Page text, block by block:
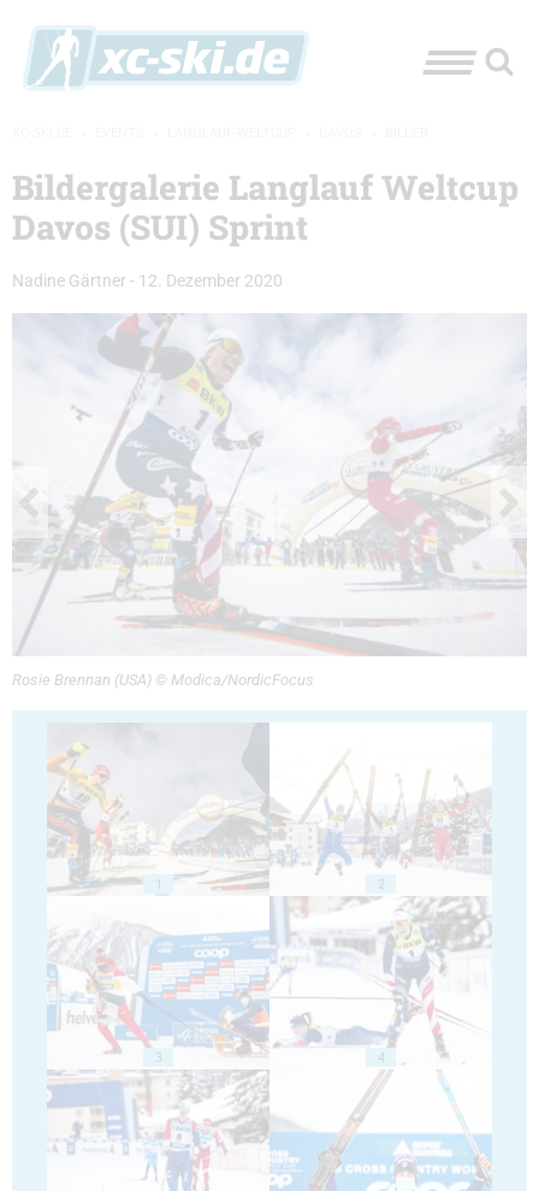
Bildergalerie Langlauf Weltcup
Davos (SUI) Sprint
Nadine Gärtner - 12. Dezember 2020
Rosie Brennan (USA) © Modica/NordicFocus
1 2
3 4